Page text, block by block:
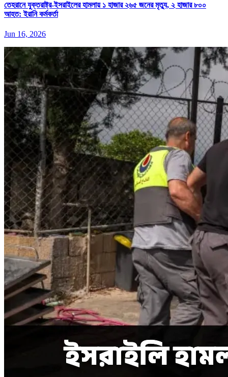
তেহরানে যুক্তরাষ্ট্র-ইসরাইলের হামলায় ১ হাজার ২৬৫ জনের মৃত্যু, ২ হাজার ৮০০
আহত: ইরানি কর্মকর্তা
Jun 16, 2026